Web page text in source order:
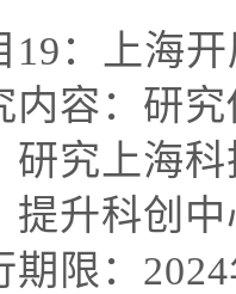
19：上海
：研究
研究上海
提升科创
限：